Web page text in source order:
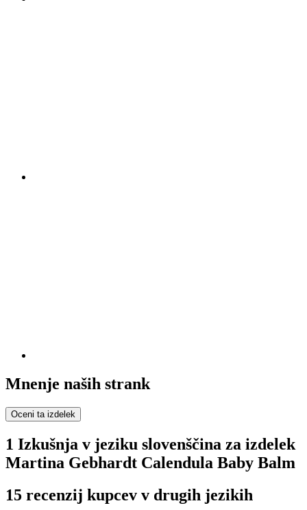
Mnenje naših strank
Oceni ta izdelek
1 Izkušnja v jeziku slovenščina za izdelek
Martina Gebhardt Calendula Baby Balm
15 recenzij kupcev v drugih jezikih